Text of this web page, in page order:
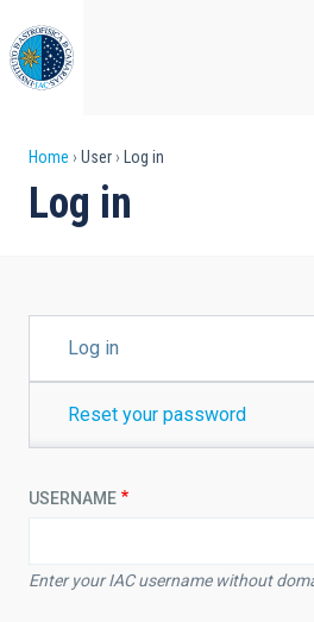
to
main
content
Breadcrumb
Home User Log in
Log in
TABSLog in
Reset your password
USERNAME
Enter your IAC username without